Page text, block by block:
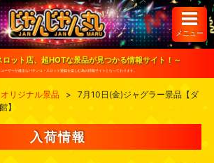
メニュー
ロット店、超HOTな景品が見つかる情報サイト！～
ーザーが健全なパチンコ・スロット遊戯を楽しむ為の情報サイトとなっております。
オリジナル景品 >
7月10日(金)ジャグラー景品【ダ
】
入荷情報